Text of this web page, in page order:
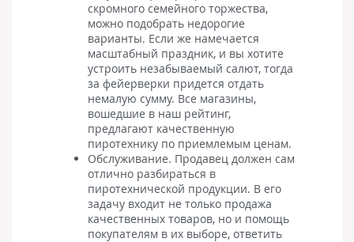
скромного семейного торжества,
можно подобрать недорогие
варианты. Если же намечается
масштабный праздник, и вы хотите
устроить незабываемый салют, тогда
за фейерверки придется отдать
немалую сумму. Все магазины,
вошедшие в наш рейтинг,
предлагают качественную
пиротехнику по приемлемым ценам.
Обслуживание. Продавец должен сам
отлично разбираться в
пиротехнической продукции. В его
задачу входит не только продажа
качественных товаров, но и помощь
покупателям в их выборе, ответить